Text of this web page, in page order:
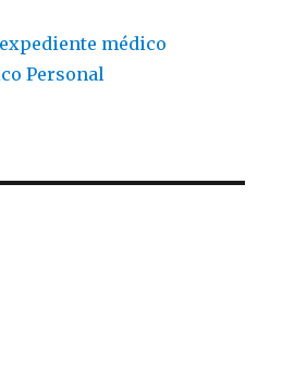
médico
Personal